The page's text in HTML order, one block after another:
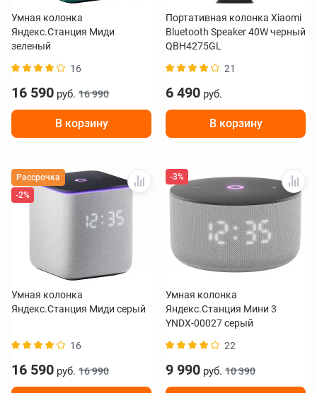
Умная колонка
Яндекс.Станция Миди
зеленый
16
16 590 руб. 16 990
В корзину
Портативная колонка Xiaomi
Bluetooth Speaker 40W черный
QBH4275GL
21
6 490 руб.
В корзину
Рассрочка
-2%
Умная колонка
Яндекс.Станция Миди серый
16
16 590 руб. 16 990
-3%
Умная колонка
Яндекс.Станция Мини 3
YNDX-00027 серый
22
9 990 руб. 10 390